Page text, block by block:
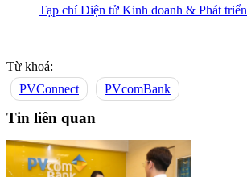
Tạp chí Điện tử Kinh doanh & Phát triển
Từ khoá:
PVConnect
PVcomBank
Tin liên quan